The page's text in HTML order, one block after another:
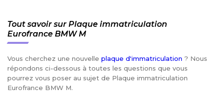
Tout savoir sur Plaque immatriculation
Eurofrance BMW M
Vous cherchez une nouvelle plaque d'immatriculation ? Nous
répondons ci-dessous à toutes les questions que vous
pourrez vous poser au sujet de Plaque immatriculation
Eurofrance BMW M.